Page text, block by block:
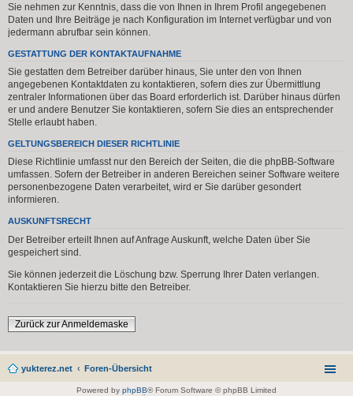
Sie nehmen zur Kenntnis, dass die von Ihnen in Ihrem Profil angegebenen
Daten und Ihre Beiträge je nach Konfiguration im Internet verfügbar und von
jedermann abrufbar sein können.
GESTATTUNG DER KONTAKTAUFNAHME
Sie gestatten dem Betreiber darüber hinaus, Sie unter den von Ihnen
angegebenen Kontaktdaten zu kontaktieren, sofern dies zur Übermittlung
zentraler Informationen über das Board erforderlich ist. Darüber hinaus dürfen
er und andere Benutzer Sie kontaktieren, sofern Sie dies an entsprechender
Stelle erlaubt haben.
GELTUNGSBEREICH DIESER RICHTLINIE
Diese Richtlinie umfasst nur den Bereich der Seiten, die die phpBB-Software
umfassen. Sofern der Betreiber in anderen Bereichen seiner Software weitere
personenbezogene Daten verarbeitet, wird er Sie darüber gesondert
informieren.
AUSKUNFTSRECHT
Der Betreiber erteilt Ihnen auf Anfrage Auskunft, welche Daten über Sie
gespeichert sind.
Sie können jederzeit die Löschung bzw. Sperrung Ihrer Daten verlangen.
Kontaktieren Sie hierzu bitte den Betreiber.
Zurück zur Anmeldemaske
yukterez.net Foren-Übersicht
Powered by phpBB® Forum Software © phpBB Limited